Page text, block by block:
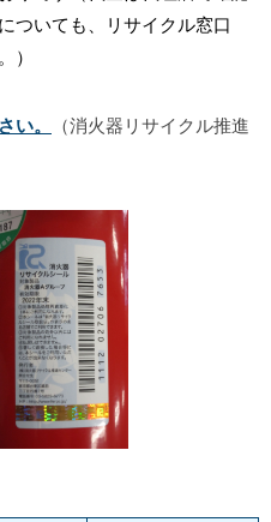
ついても、リサイクル窓口
）
い。
（消火器リサイクル推進